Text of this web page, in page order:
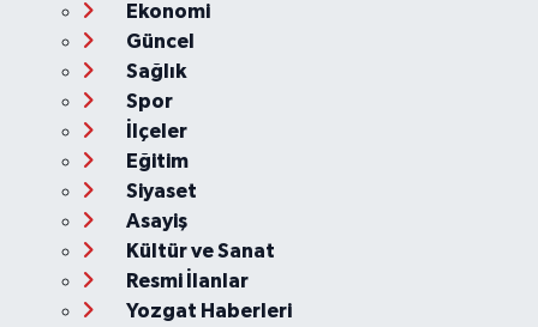
Ekonomi
Güncel
Sağlık
Spor
İlçeler
Eğitim
Siyaset
Asayiş
Kültür ve Sanat
Resmi İlanlar
Yozgat Haberleri